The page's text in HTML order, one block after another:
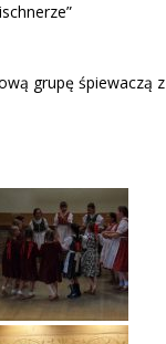
grupę śpiewaczą z